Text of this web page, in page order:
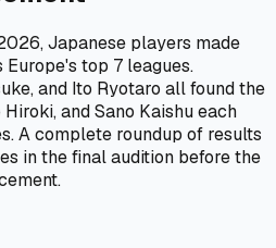
Japanese players made
top 7 leagues.
and Ito Ryotaro all found the
and Sano Kaishu each
A complete roundup of results
in the final audition before the